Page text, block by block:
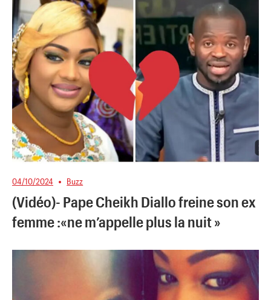
04/10/2024 Buzz
(Vidéo)- Pape Cheikh Diallo freine son ex
femme :«ne m’appelle plus la nuit »